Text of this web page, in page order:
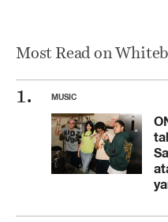
Most Read on
MUSIC